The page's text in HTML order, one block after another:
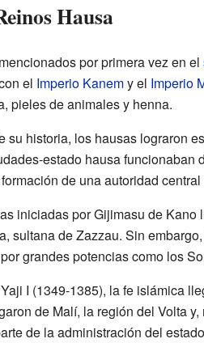
Hausa
por primera vez en el
el Imperio Kanemy el Imperio
pieles de animales y henna.
su historia, los hausas lograron
estado hausa
de una autoridad central
iniciadas por Gijimasu de
sultana de Zazzau. Sin
grandes potencias como los
I (1349-1385), la fe islámica
de Malí, la región del Volta y,
de la administración del